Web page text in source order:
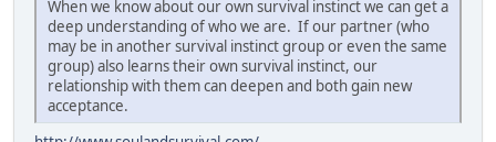
When we know about our own survival instinct we can get a
deep understanding of who we are. If our partner (who
may be in another survival instinct group or even the same
group) also learns their own survival instinct, our
relationship with them can deepen and both gain new
acceptance.